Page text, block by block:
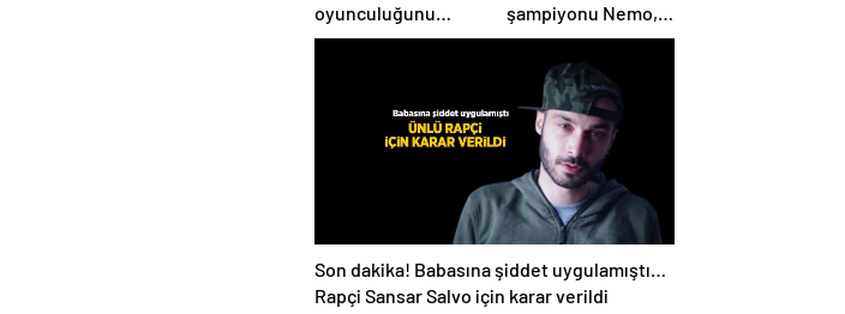
oyunculuğunu
beğenmeyenlere
şampiyonu Nemo, O
Ses Türkiye finalisti
Funda Kayacık’ı
Instagram’da takibe
aldı
Son dakika! Babasına şiddet uygulamıştı…
Rapçi Sansar Salvo için karar verildi